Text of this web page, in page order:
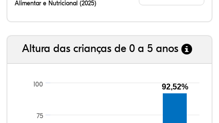
Alimentar e Nutricional (2025)
Altura das crianças de 0 a 5 anos
75
100 92,52%